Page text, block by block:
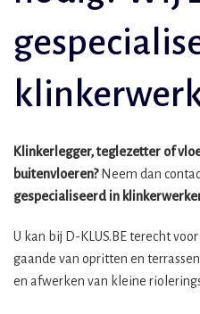
Klinkerlegger, teglezetter of
buitenvloeren?Neem dan
gespecialiseerd in
U kan bij D-KLUS.BE terecht
gaande van opritten en
en afwerken van kleine